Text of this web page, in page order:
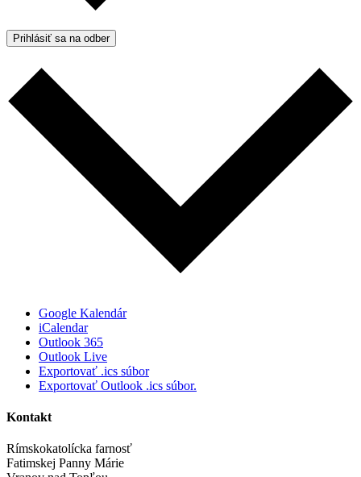
Prihlásiť sa na odber
Google Kalendár
iCalendar
Outlook 365
Outlook Live
Exportovať .ics súbor
Exportovať Outlook .ics súbor.
Kontakt
Rímskokatolícka farnosť
Fatimskej Panny Márie